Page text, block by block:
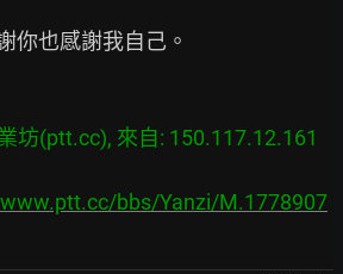
你也感謝我自己。
坊(ptt.cc), 來自: 150.117.12.161
bbs/Yanzi/M.1778907